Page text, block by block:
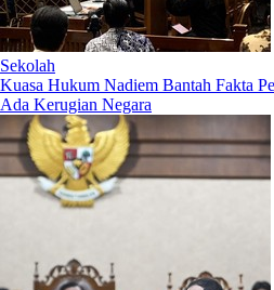
Sekolah
Kuasa Hukum Nadiem Bantah Fakta
Ada Kerugian Negara